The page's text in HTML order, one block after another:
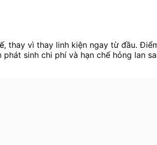
, thay vì thay linh kiện ngay từ đầu.
sinh chi phí và hạn chế hỏng lan